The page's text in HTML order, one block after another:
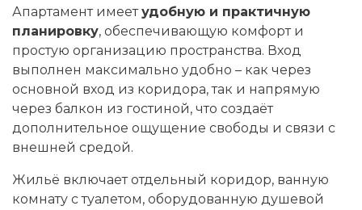
Апартамент имеетудобную и практичную
планировку, обеспечивающую комфорт и
простую организацию пространства. Вход
выполнен максимально удобно – как через
основной вход из коридора, так и напрямую
через балкон из гостиной, что создаёт
дополнительное ощущение свободы и связи с
внешней средой.
Жильё включает отдельный коридор, ванную
комнату с туалетом, оборудованную душевой